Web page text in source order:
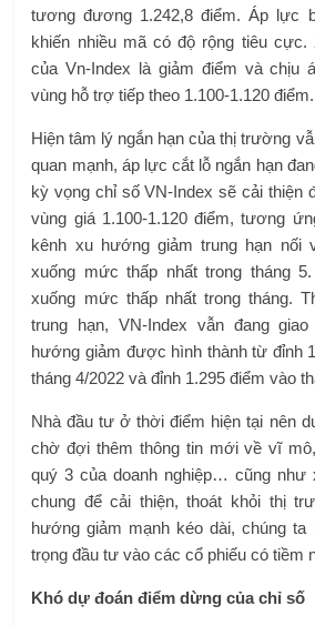
tương đương 1.242,8 điểm. Áp lực
khiến nhiều mã có độ rộng tiêu cực.
của Vn-Index là giảm điểm và chịu
vùng hỗ trợ tiếp theo 1.100-1.120 điểm.
Hiện tâm lý ngắn hạn của thị trường
quan mạnh, áp lực cắt lỗ ngắn hạn
kỳ vọng chỉ số VN-Index sẽ cải thiện
vùng giá 1.100-1.120 điểm, tương
kênh xu hướng giảm trung hạn nối
xuống mức thấp nhất trong tháng
xuống mức thấp nhất trong tháng.
trung hạn, VN-Index vẫn đang
hướng giảm được hình thành từ đỉnh
tháng 4/2022 và đỉnh 1.295 điểm vào
Nhà đầu tư ở thời điểm hiện tại nên
chờ đợi thêm thông tin mới về vĩ
quý 3 của doanh nghiệp… cũng
chung để cải thiện, thoát khỏi thị
hướng giảm mạnh kéo dài, chúng
trọng đầu tư vào các cổ phiếu có tiềm
Khó dự đoán điểm dừng của chỉ số